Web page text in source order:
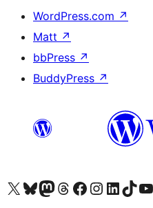
WordPress.com ↗
Matt ↗
bbPress ↗
BuddyPress ↗
Visita la cuenta de X (anteriormente Twitter)
Visita a nosa conta de Bluesky
Visita a nosa conta de Mastodon
Visita a nosa conta de Threads
Visita a nosa páxina de Facebook
Visita a nosa conta de
Visita a nosa conta de
Visita a nosaVisita